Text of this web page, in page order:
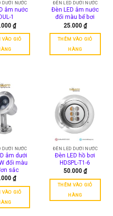
DƯỚI NƯỚC
âm nước
1
₫
VÀO GIỎ
ĐÈN LED DƯỚI NƯỚC
Đèn LED âm nước
đổi màu bể bơi
25.000 ₫
THÊM VÀO GIỎ
HÀNG
DƯỚI NƯỚC
âm dưới
đổi màu
sắc
₫
VÀO GIỎ
ĐÈN LED DƯỚI NƯỚC
Đèn LED hồ bơi
HDSPL-T1-6
50.000 ₫
THÊM VÀO GIỎ
HÀNG